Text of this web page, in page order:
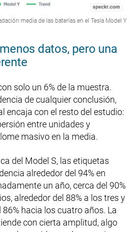
media de las baterías en el Tesla Model Y
datos, pero una
solo un 6% de la muestra.
de cualquier conclusión,
encaja con el resto del estudio:
entre unidades y
masivo en la media.
del Model S, las etiquetas
alrededor del 94% en
un año, cerca del 90%
alrededor del 88% a los tres y
hacia los cuatro años. La
con cierta amplitud, algo